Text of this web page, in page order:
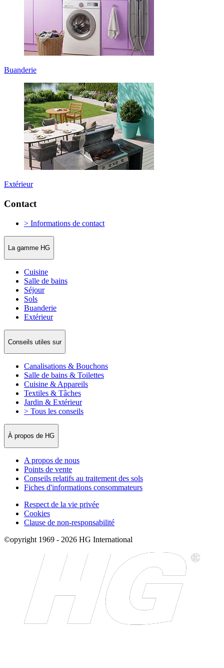
Buanderie
Extérieur
Contact
> Informations de contact
La gamme HG
Cuisine
Salle de bains
Séjour
Sols
Buanderie
Extérieur
Conseils utiles sur
Canalisations & Bouchons
Salle de bains & Toilettes
Cuisine & Appareils
Textiles & Tâches
Jardin & Extérieur
> Tous les conseils
À propos de HG
A propos de nous
Points de vente
Conseils relatifs au traitement des sols
Fiches d'informations consommateurs
Respect de la vie privée
Cookies
Clause de non-responsabilité
©opyright 1969 - 2026 HG International